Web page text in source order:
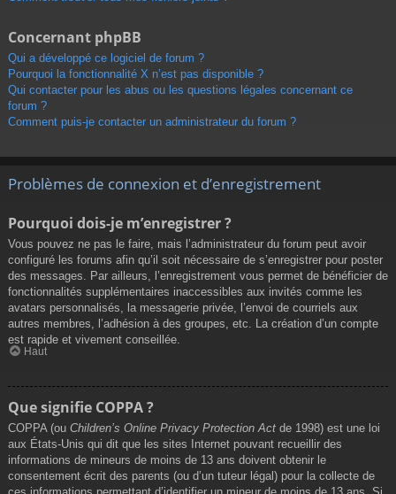
Concernant phpBB
Qui a développé ce logiciel de forum ?
Pourquoi la fonctionnalité X n’est pas disponible ?
Qui contacter pour les abus ou les questions légales concernant ce
forum ?
Comment puis-je contacter un administrateur du forum ?
Problèmes de connexion et d’enregistrement
Pourquoi dois-je m’enregistrer ?
Vous pouvez ne pas le faire, mais l’administrateur du forum peut avoir
configuré les forums afin qu’il soit nécessaire de s’enregistrer pour poster
des messages. Par ailleurs, l’enregistrement vous permet de bénéficier de
fonctionnalités supplémentaires inaccessibles aux invités comme les
avatars personnalisés, la messagerie privée, l’envoi de courriels aux
autres membres, l’adhésion à des groupes, etc. La création d’un compte
est rapide et vivement conseillée.
Haut
Que signifie COPPA ?
COPPA (ou Children’s Online Privacy Protection Act de 1998) est une loi
aux États-Unis qui dit que les sites Internet pouvant recueillir des
informations de mineurs de moins de 13 ans doivent obtenir le
consentement écrit des parents (ou d’un tuteur légal) pour la collecte de